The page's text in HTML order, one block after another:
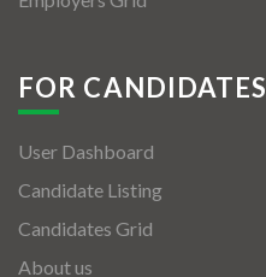
FOR CANDIDATES
User Dashboard
Candidate Listing
Candidates Grid
About us